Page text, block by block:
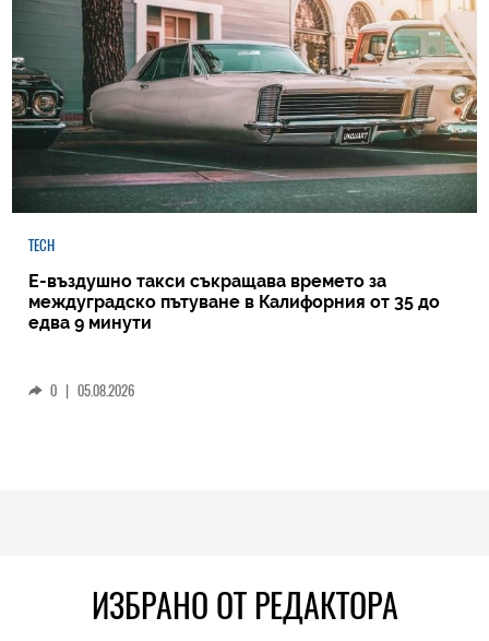
TECH
Е-въздушно такси съкращава времето за
междуградско пътуване в Калифорния от 35 до
едва 9 минути
0 | 05.08.2026
ИЗБРАНО ОТ РЕДАКТОРА